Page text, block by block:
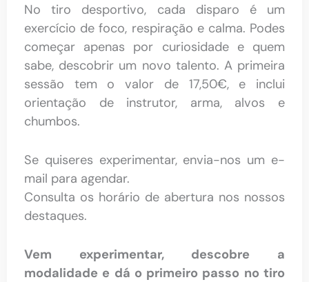
No tiro desportivo, cada disparo é um
exercício de foco, respiração e calma. Podes
começar apenas por curiosidade e quem
sabe, descobrir um novo talento. A primeira
sessão tem o valor de 17,50€, e inclui
orientação de instrutor, arma, alvos e
chumbos.
Se quiseres experimentar, envia-nos um e-
mail para agendar.
Consulta os horário de abertura nos nossos
destaques.
Vem experimentar, descobre a
modalidade e dá o primeiro passo no tiro